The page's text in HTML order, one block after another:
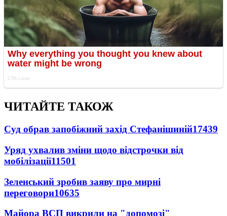
ЧИТАЙТЕ ТАКОЖ
Суд обрав запобіжний захід Стефанішиній17439
Уряд ухвалив зміни щодо відстрочки від
мобілізації11501
Зеленський зробив заяву про мирні
переговори10635
Майора ВСП викрили на "допомозі"